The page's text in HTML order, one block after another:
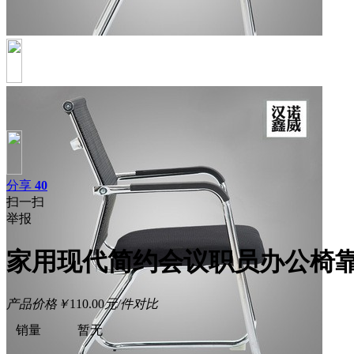
分享 40
扫一扫
举报
家用现代简约会议职员办公椅
产品价格 ￥110.00元/件对比
销量
暂无